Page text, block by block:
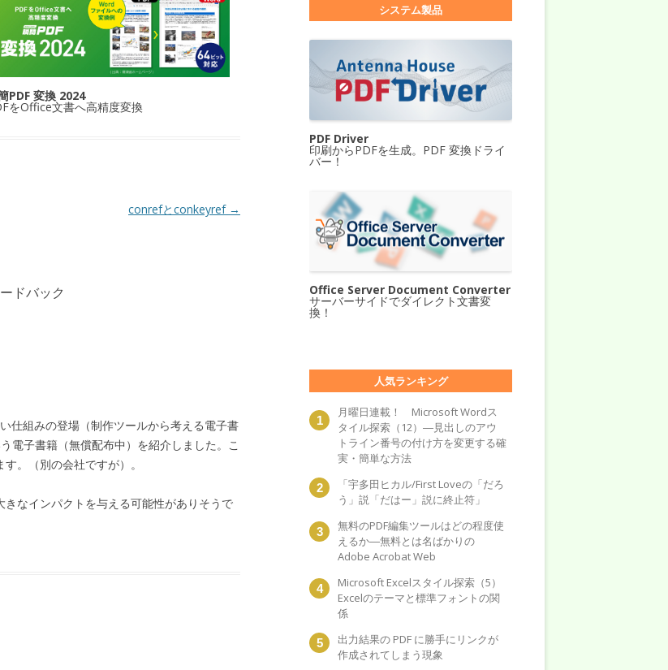
PDF 変換 2024
をOffice文書へ高精度変換
conrefとconkeyref →
ドバック
仕組みの登場（制作ツールから考える電子書
子書籍（無償配布中）を紹介しました。こ
。（別の会社ですが）。
なインパクトを与える可能性がありそうで
システム製品
PDF Driver
印刷からPDFを生成。PDF 変換ドライ
バー！
Office Server Document Converter
サーバーサイドでダイレクト文書変
換！
人気ランキング
月曜日連載！ Microsoft Wordス
タイル探索（12）―見出しのアウ
トライン番号の付け方を変更する確
実・簡単な方法
「宇多田ヒカル/First Loveの「だろ
う」説「だはー」説に終止符」
無料のPDF編集ツールはどの程度使
えるか―無料とは名ばかりの
Adobe Acrobat Web
Microsoft Excelスタイル探索（5）
Excelのテーマと標準フォントの関
係
出力結果の PDF に勝手にリンクが
作成されてしまう現象